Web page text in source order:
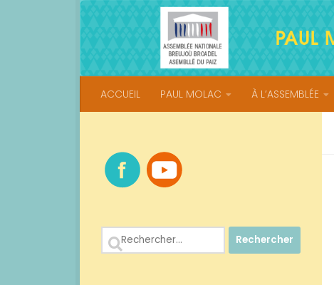
Skip to content
ACCUEIL PAUL MOLAC À L’ASSEMBLÉE
Rechercher :